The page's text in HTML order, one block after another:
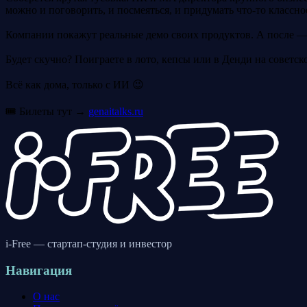
можно и поговорить, и посмеяться, и придумать что-то
Компании покажут реальные демо своих продуктов. А после
Будет скучно? Поиграете в лото, кепсы или в Денди на
Всё как дома, только с ИИ 😉
🎟 Билеты тут → genaitalks.ru
i-Free — стартап-студия и инвестор
Навигация
О нас